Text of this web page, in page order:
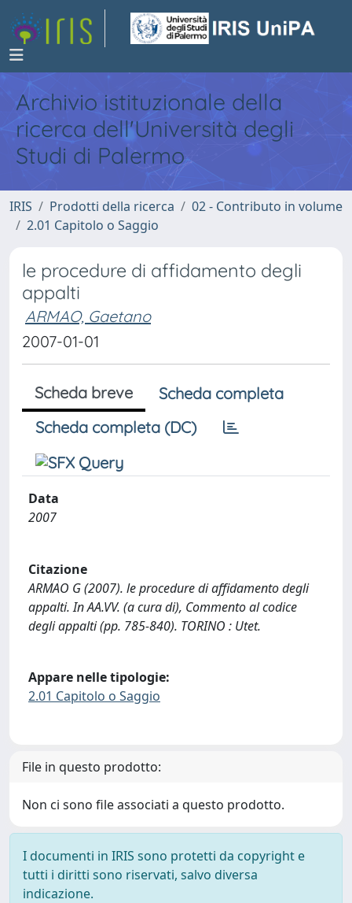
Archivio istituzionale della
ricerca dell'Università degli
Studi di Palermo
IRIS Prodotti della ricerca
02 - Contributo in volume
2.01 Capitolo o Saggio
le procedure di affidamento degli
appalti
ARMAO, Gaetano
2007-01-01
Scheda breve
Scheda completa
Scheda completa (DC)
Data
2007
Citazione
ARMAO G (2007). le procedure di affidamento degli
appalti. In AA.VV. (a cura di), Commento al codice
degli appalti (pp. 785-840). TORINO : Utet.
Appare nelle tipologie:
2.01 Capitolo o Saggio
File in questo prodotto:
Non ci sono file associati a questo prodotto.
I documenti in IRIS sono protetti da copyright e
tutti i diritti sono riservati, salvo diversa
indicazione.